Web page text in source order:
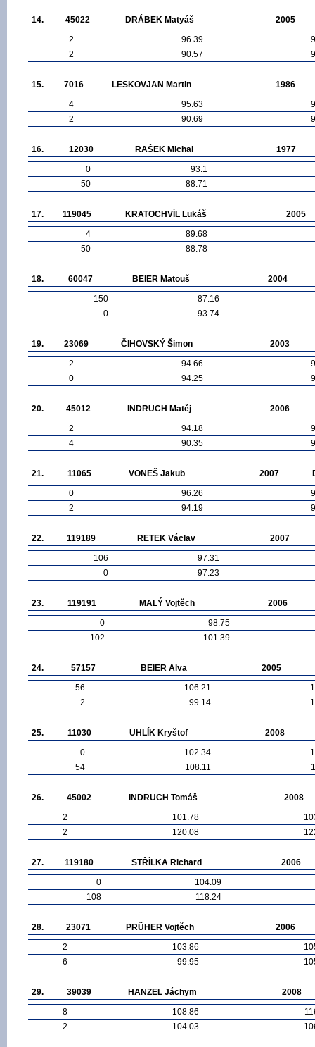
14. 45022 DRÁBEK Matyáš
2005
2
96.39
2
90.57
15. 7016 LESKOVJAN Martin
1986
4
95.63
2
90.69
16. 12030 RAŠEK Michal
1977
0
93.1
50
88.71
17. 119045 KRATOCHVÍL Lukáš
2005
4
89.68
50
88.78
18. 60047 BEIER Matouš
2004
150
87.16
0
93.74
19. 23069 ČIHOVSKÝ Šimon
2003
2
94.66
0
94.25
20. 45012 INDRUCH Matěj
2006
2
94.18
4
90.35
21. 11065 VONEŠ Jakub 2007
0
96.26
2
94.19
22. 119189 RETEK Václav
2007
106
97.31
0
97.23
23. 119191 MALÝ Vojtěch
2006
0
98.75
102
101.39
24. 57157 BEIER Alva
2005
56
106.21
2
99.14
25. 11030 UHLÍK Kryštof
2008
0
102.34
54
108.11
26. 45002 INDRUCH Tomáš
2008
2
101.78
2
120.08
27. 119180 STŘÍLKA Richard
2006
0
104.09
108
118.24
28. 23071 PRÜHER Vojtěch
2006
2
103.86
6
99.95
29. 39039 HANZEL Jáchym
2008
8
108.86
2
104.03